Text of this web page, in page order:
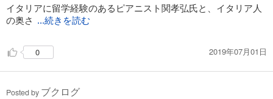
イタリアに留学経験のあるピアニスト関孝弘氏と、イタリア人
の奥さ
...続きを読む
0 2019年07月01日
Posted by ブクログ